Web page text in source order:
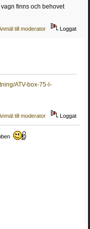
finns och behovet
till moderator Loggat
ATV-box-75-l-
till moderator Loggat